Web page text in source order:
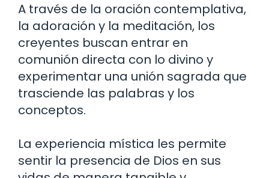
A través de la oración contemplativa,
la adoración y la meditación, los
creyentes buscan entrar en
comunión directa con lo divino y
experimentar una unión sagrada que
trasciende las palabras y los
conceptos.
La experiencia mística les permite
sentir la presencia de Dios en sus